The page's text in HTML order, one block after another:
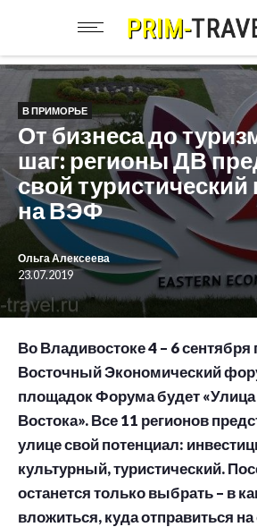
В ПРИМОРЬЕ
От бизнеса до
шаг: регионы ДВ
свой туристический
на ВЭФ
Ольга Алексеева
23.07.2019
Во Владивостоке 4 – 6
Восточный Экономический
площадок Форума будет
Востока». Все 11 регионов
улице свой потенциал:
культурный, туристический.
останется только выбрать – в
вложиться, куда отправиться